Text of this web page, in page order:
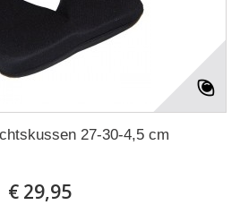
27-30-4,5 cm
€ 29,95